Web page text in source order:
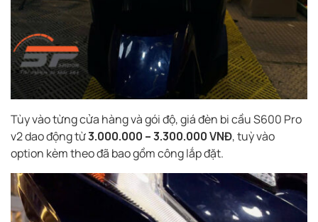
Tùy vào từng cửa hàng và gói độ, giá đèn bi cầu S600 Pro
v2 dao động từ3.000.000 – 3.300.000 VNĐ, tuỳ vào
option kèm theo đã bao gồm công lắp đặt.